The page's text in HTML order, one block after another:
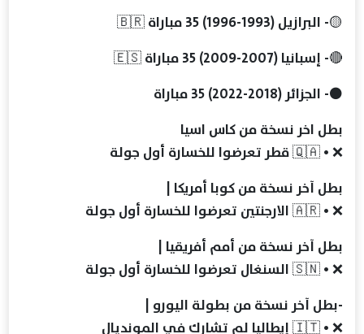
🟡- البرازيل (1993-1996) 35 مباراة 🇧🇷
🔴- إسبانيا (2007-2009) 35 مباراة 🇪🇸
⚫️- الجزائر (2018-2022) 35 مباراة
‏بطل اخر نسخة من كاس اسيا
‏❌ • 🇶🇦 قطر تعرضوا للخسارة أول جولة
‏بطل آخر نسخة من كوبا أمريكا |
‏❌ • 🇦🇷 الارجنتين تعرضوا للخسارة أول جولة
‏بطل آخر نسخة من أمم أفريقيا |
‏❌ • 🇸🇳 السنغال تعرضوا للخسارة أول جولة
‏-بطل آخر نسخة من بطولة اليورو |
‏❌ • 🇮🇹 إيطاليا لم تشارك في المونديال